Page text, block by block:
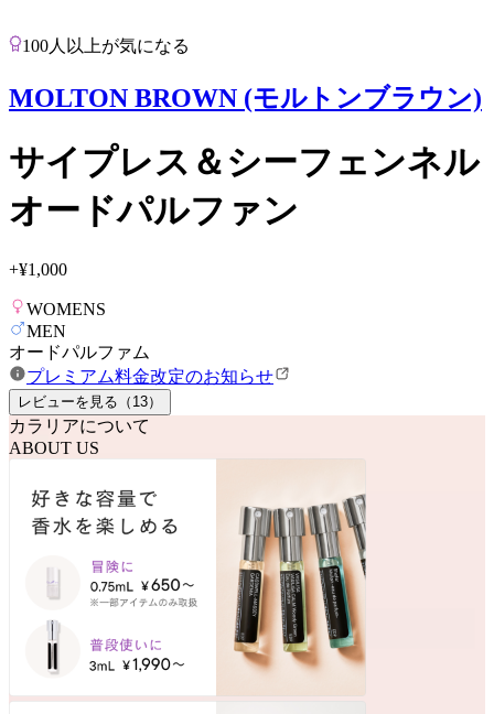
100人以上が気になる
MOLTON BROWN (モルトンブラウン)
サイプレス＆シーフェンネル
オードパルファン
+¥1,000
WOMENS
MEN
オードパルファム
プレミアム料金改定のお知らせ
レビューを見る（ 13）
カラリアについて
ABOUT US